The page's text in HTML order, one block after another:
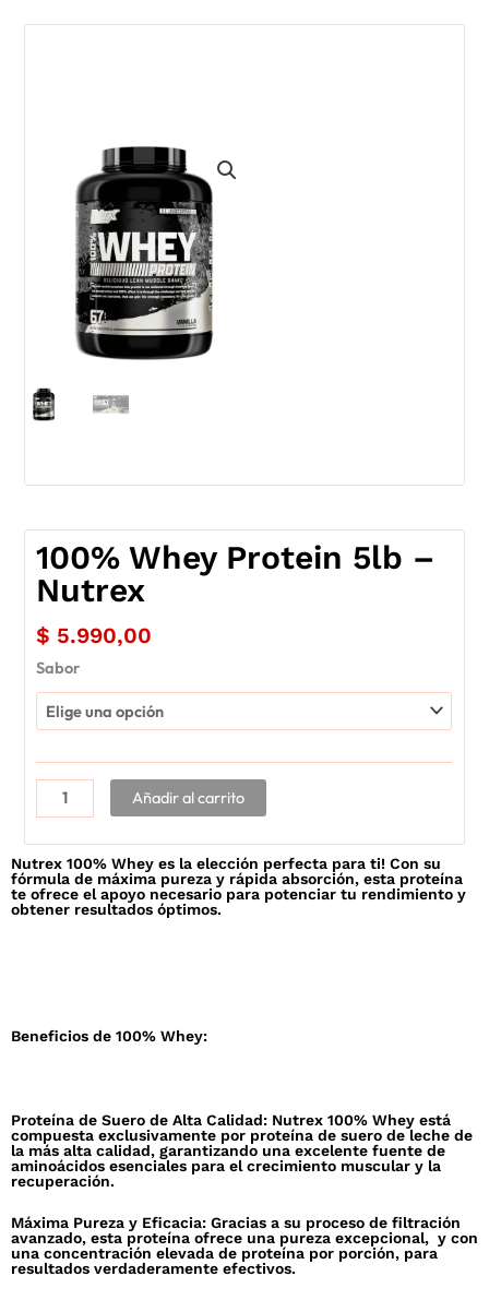
100% Whey Protein 5lb –
Nutrex
$ 5.990,00
Sabor
100%
Whey
Protein
-
Nutrex
cantidad
Añadir al carrito
Nutrex 100% Whey es la elección perfecta para ti! Con su
fórmula de máxima pureza y rápida absorción, esta proteína
te ofrece el apoyo necesario para potenciar tu rendimiento y
obtener resultados óptimos.
Beneficios de 100% Whey:
Proteína de Suero de Alta Calidad: Nutrex 100% Whey está
compuesta exclusivamente por proteína de suero de leche de
la más alta calidad, garantizando una excelente fuente de
aminoácidos esenciales para el crecimiento muscular y la
recuperación.
Máxima Pureza y Eficacia: Gracias a su proceso de filtración
avanzado, esta proteína ofrece una pureza excepcional, y con
una concentración elevada de proteína por porción, para
resultados verdaderamente efectivos.